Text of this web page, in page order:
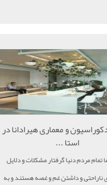
و معماری هیرادانا در
استا ...
تمام مردم دنیا گرفتار مشکلات و دلایل
ناراحتی و داشتن غم و غصه هستند و به